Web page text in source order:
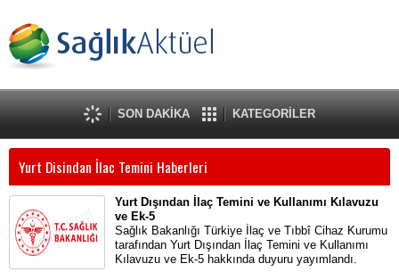
SON DAKİKA KATEGORİLER
Yurt Disindan İlac Temini Haberleri
Yurt Dışından İlaç Temini ve Kullanımı Kılavuzu
ve Ek-5
Sağlık Bakanlığı Türkiye İlaç ve Tıbbî Cihaz Kurumu
tarafından Yurt Dışından İlaç Temini ve Kullanımı
Kılavuzu ve Ek-5 hakkında duyuru yayımlandı.